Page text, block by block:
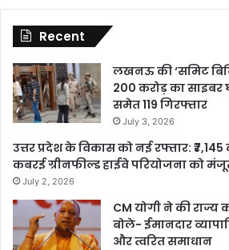
Recent
लखनऊ की ‘समिट
200 करोड़ का साइबर
समेत 119 गिरफ्तार
July 3, 2026
उत्तर प्रदेश के विकास को नई रफ्तार:
कबरई ग्रीनफील्ड हाईवे परियोजना को
July 2, 2026
CM योगी ने की राज्य
बोले- ईमानदार
और त्वरित समाधान